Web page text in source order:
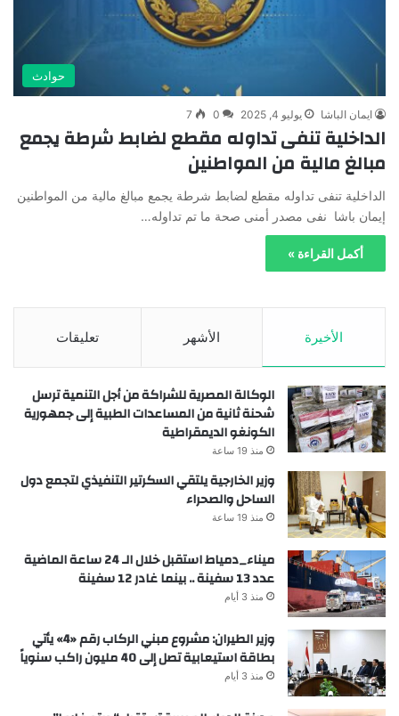
حوادث
ايمان الباشا يوليو 4, 2025 0
7
الداخلية تنفى تداوله مقطع لضابط شرطة يجمع
مبالغ مالية من المواطنين
الداخلية تنفى تداوله مقطع لضابط شرطة يجمع مبالغ مالية من المواطنين
إيمان باشا نفى مصدر أمنى صحة ما تم تداوله…
أكمل القراءة »
الأخيرة الأشهر تعليقات
الوكالة المصرية للشراكة من أجل التنمية ترسل
شحنة ثانية من المساعدات الطبية إلى جمهورية
الكونغو الديمقراطية
منذ 19 ساعة
وزير الخارجية يلتقي السكرتير التنفيذي لتجمع دول
الساحل والصحراء
منذ 19 ساعة
ميناء_دمياط استقبل خلال الـ 24 ساعة الماضية
عدد 13 سفينة .. بينما غادر 12 سفينة
منذ 3 أيام
وزير الطيران: مشروع مبني الركاب رقم «4» يأتي
بطاقة استيعابية تصل إلى 40 مليون راكب سنوياً
منذ 3 أيام